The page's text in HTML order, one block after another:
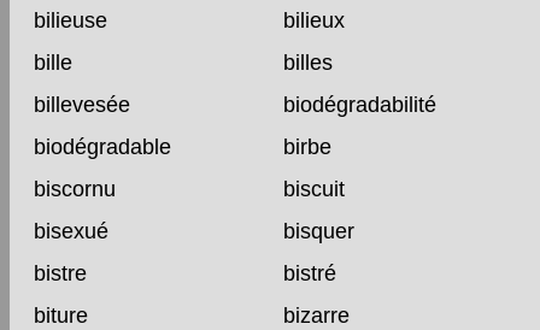
bilieuse
bilieux
bille
billes
billevesée
biodégradabilité
biodégradable
birbe
biscornu
biscuit
bisexué
bisquer
bistre
bistré
biture
bizarre